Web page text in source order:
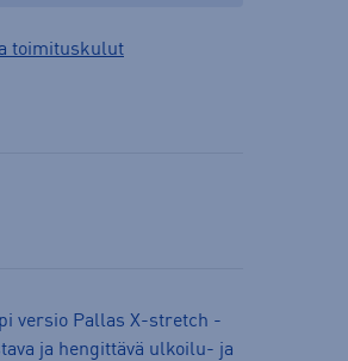
toimituskulut
versio Pallas X-stretch -
ja hengittävä ulkoilu- ja